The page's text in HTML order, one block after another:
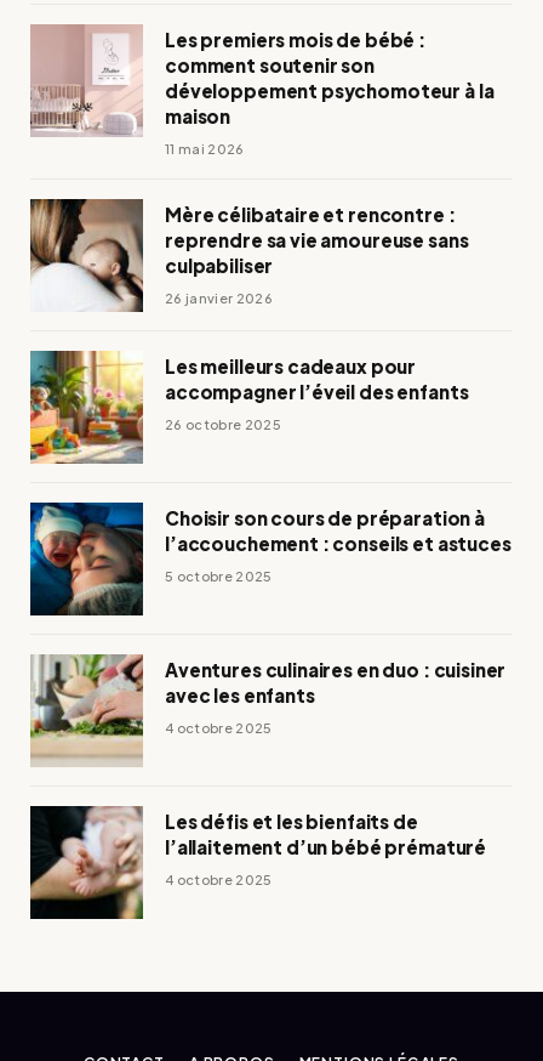
Les premiers mois de bébé :
comment soutenir son
développement psychomoteur à la
maison
11 mai 2026
Mère célibataire et rencontre :
reprendre sa vie amoureuse sans
culpabiliser
26 janvier 2026
Les meilleurs cadeaux pour
accompagner l’éveil des enfants
26 octobre 2025
Choisir son cours de préparation à
l’accouchement : conseils et astuces
5 octobre 2025
Aventures culinaires en duo : cuisiner
avec les enfants
4 octobre 2025
Les défis et les bienfaits de
l’allaitement d’un bébé prématuré
4 octobre 2025